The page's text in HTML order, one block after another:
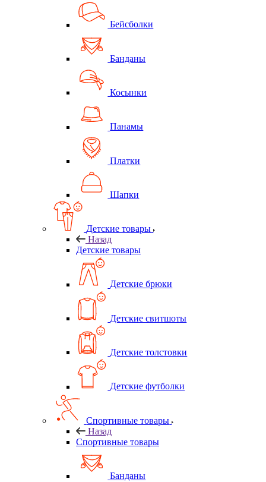
Бейсболки
Банданы
Косынки
Панамы
Платки
Шапки
Детские товары
Назад
Детские товары
Детские брюки
Детские свитшоты
Детские толстовки
Детские футболки
Спортивные товары
Назад
Спортивные товары
Банданы